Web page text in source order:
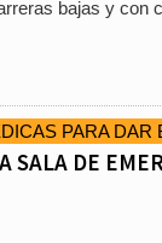
bajas y con
SALA DE